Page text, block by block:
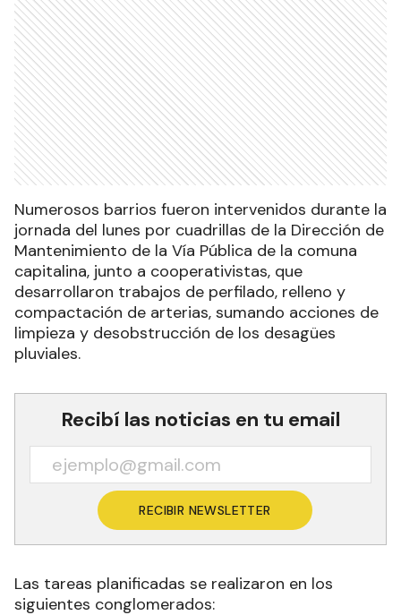
Numerosos barrios fueron intervenidos durante la
jornada del lunes por cuadrillas de la Dirección de
Mantenimiento de la Vía Pública de la comuna
capitalina, junto a cooperativistas, que
desarrollaron trabajos de perfilado, relleno y
compactación de arterias, sumando acciones de
limpieza y desobstrucción de los desagües
pluviales.
Recibí las noticias en tu email
RECIBIR NEWSLETTER
Las tareas planificadas se realizaron en los
siguientes conglomerados: